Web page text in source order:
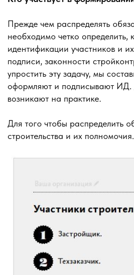
Прежде чем распределять
необходимо четко
идентификации участников и
подписи, законности
упростить эту задачу, мы
оформляют и подписывают ИД.
возникают на практике.
Для того чтобы распределить
строительства и их